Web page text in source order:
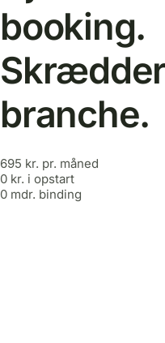
booking.
branche.
695 kr. pr. måned
0 kr. i opstart
0 mdr. binding